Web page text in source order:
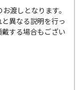
渡しとなります。
異なる説明を行っ
する場合もござい